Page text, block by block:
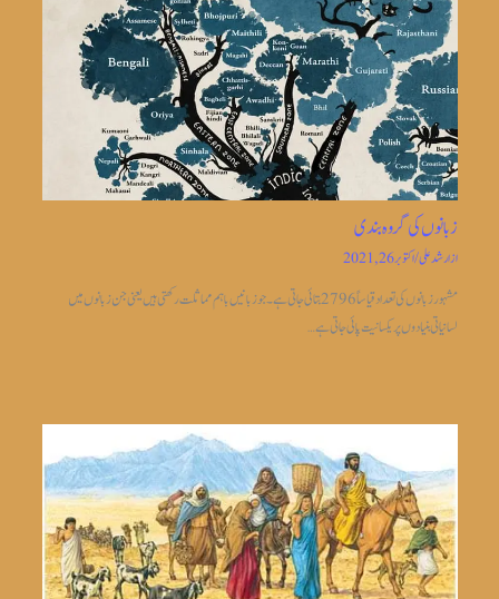
زبانوں کی گروہ بندی
ازارشد علی/اکتوبر 26, 2021
مشہور زبانوں کی تعداد قیاساً2796 بتائی جاتی ہے ۔جو زبانیں باہم مماثلت رکھتی ہیں یعنی جن زبانوں میں
لسانیاتی بنیادوں پر یکسانیت پائی جاتی ہے…